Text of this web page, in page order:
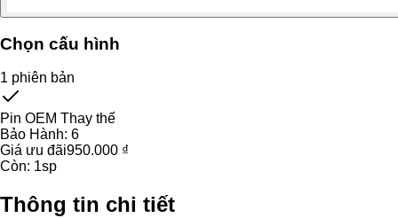
Chọn cấu hình
1 phiên bản
Pin OEM Thay thế
Bảo Hành: 6
Giá ưu đãi950.000 ₫
Còn: 1sp
Thông tin chi tiết